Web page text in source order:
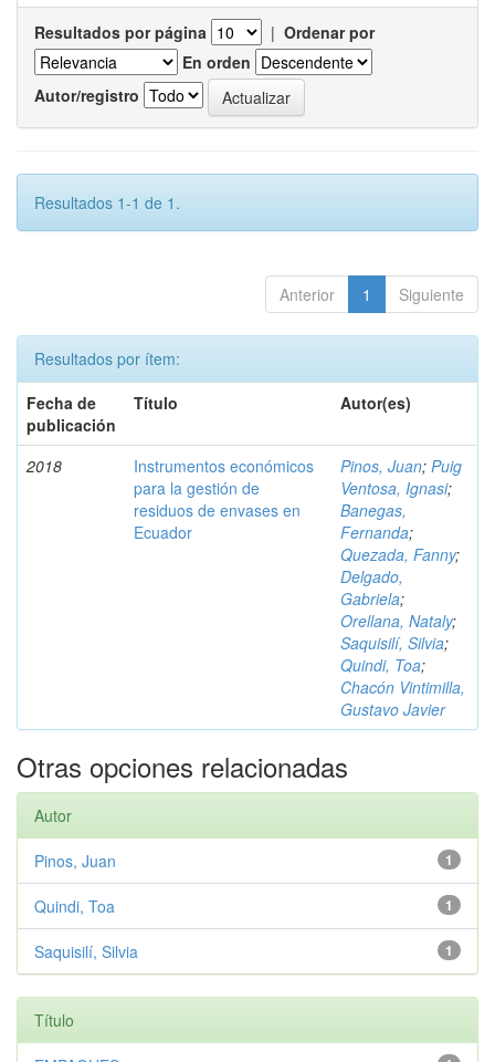
Resultados por página | Ordenar por
En orden
Autor/registro
Resultados 1-1 de 1.
Anterior 1 Siguiente
Resultados por ítem:
Fecha de
publicación
Título Autor(es)
2018
Instrumentos económicos
para la gestión de
residuos de envases en
Ecuador
Pinos, Juan; Puig
Ventosa, Ignasi;
Banegas,
Fernanda;
Quezada, Fanny;
Delgado,
Gabriela;
Orellana, Nataly;
Saquisilí, Silvia;
Quindi, Toa;
Chacón Vintimilla,
Gustavo Javier
Otras opciones relacionadas
Autor
1
Pinos, Juan
1
Quindi, Toa
1
Saquisilí, Silvia
Título